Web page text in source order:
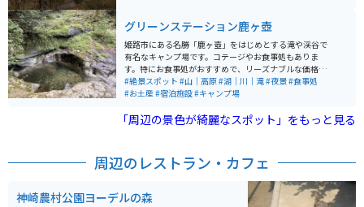
グリーンステーション鹿ヶ壺
姫路市にある名勝「鹿ヶ壺」をはじめとする滝や渓谷で
有名なキャンプ場です。コテージやお食事処もありま
す。特にお食事処がおすすめで、リーズナブルな価格で
定食が楽しめます。夏はゆるやかな滝で川遊びができる
ため、家族連れにもおすすめです。
#絶景スポット #山｜高原#湖｜川｜滝#夜景#食事処
#お土産#宿泊施設#キャンプ場
「周辺の景色が綺麗なスポット」をもっと見る
周辺のレストラン・カフェ
神崎農村公園ヨーデルの森